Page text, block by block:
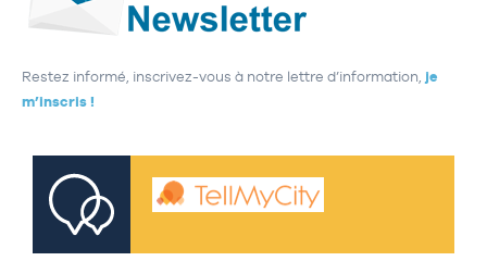
Restez informé, inscrivez-vous à notre lettre d’information, je
m’inscris !